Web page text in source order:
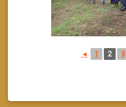
◄ 1 2 3